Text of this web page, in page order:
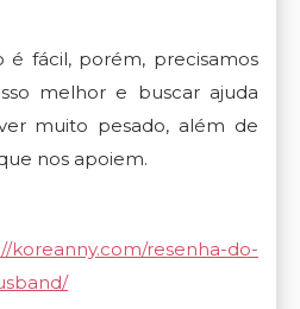
é fácil, porém, precisamos
melhor e buscar ajuda
muito pesado, além de
nos apoiem.
koreanny.com/resenha-do-